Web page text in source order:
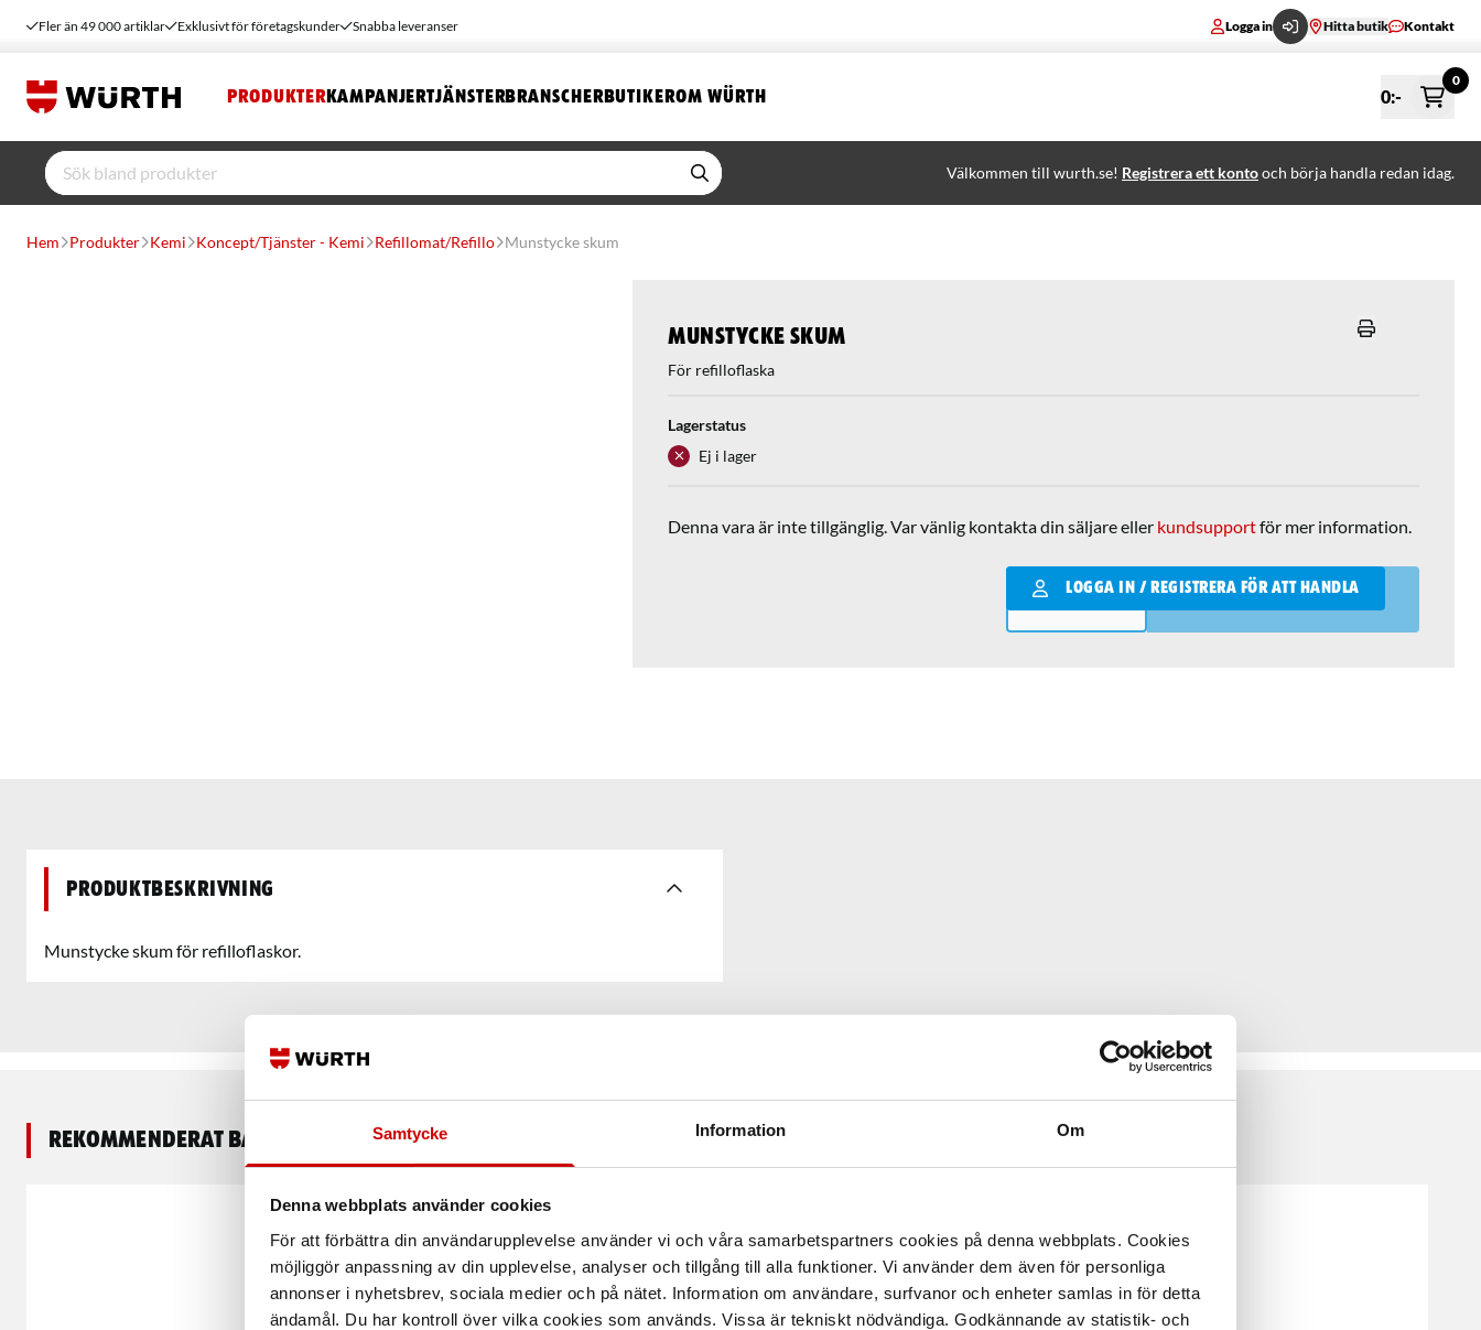
Samtycke Information Om
Denna webbplats använder cookies
För att förbättra din användarupplevelse använder vi och våra samarbetspartners cookies på denna webbplats. Cookies
möjliggör anpassning av din upplevelse, analyser och tillgång till alla funktioner. Vi använder dem även för personliga
annonser i nyhetsbrev, sociala medier och på nätet. Information om användare, surfvanor och enheter samlas in för detta
ändamål. Du har kontroll över vilka cookies som används. Vissa är tekniskt nödvändiga. Godkännande av statistik- och
Fler än 49 000 artiklar Exklusivt för företagskunder Snabba leveranser Logga in Hitta butik Kontakt
PRODUKTER KAMPANJERTJÄNSTERBRANSCHERBUTIKEROM WÜRTH 0:-
0
Välkommen till wurth.se! Registrera ett kontooch börja handla redan idag.
Hem Produkter Kemi Koncept/Tjänster - Kemi Refillomat/Refillo Munstycke skum
Munstycke skum
För refilloflaska
Lagerstatus
Ej i lager
Denna vara är inte tillgänglig. Var vänlig kontakta din säljare eller kundsupportför mer information.
LOGGA IN / REGISTRERA FÖR ATT HANDLA
Qantity
LÄGG I VARUKORGEN
Produktbeskrivning
Munstycke skum för refilloflaskor.
Rekommenderat baserat på vald produkt
Kampanj